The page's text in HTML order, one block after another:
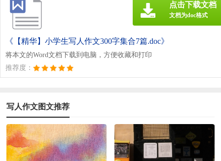
《【精华】小学生写人作文300字集合7篇.doc》
将本文的Word文档下载到电脑，方便收藏和打印
推荐度：
点击下载文档
文档为doc格式
写人作文图文推荐